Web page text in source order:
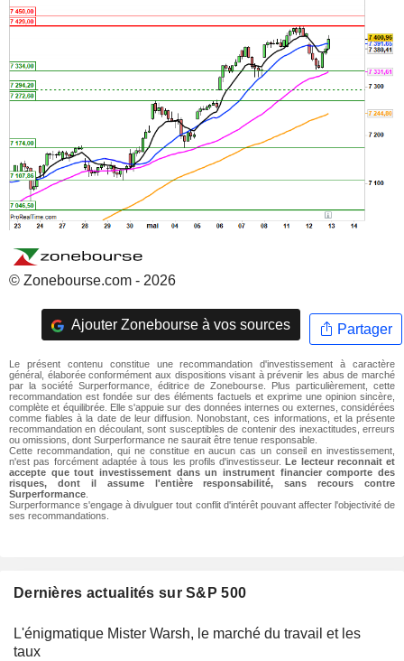
© Zonebourse.com - 2026
Ajouter Zonebourse à vos sources Partager
Le présent contenu constitue une recommandation d'investissement à caractère
général, élaborée conformément aux dispositions visant à prévenir les abus de marché
par la société Surperformance, éditrice de Zonebourse. Plus particulièrement, cette
recommandation est fondée sur des éléments factuels et exprime une opinion sincère,
complète et équilibrée. Elle s'appuie sur des données internes ou externes, considérées
comme fiables à la date de leur diffusion. Nonobstant, ces informations, et la présente
recommandation en découlant, sont susceptibles de contenir des inexactitudes, erreurs
ou omissions, dont Surperformance ne saurait être tenue responsable.
Cette recommandation, qui ne constitue en aucun cas un conseil en investissement,
n'est pas forcément adaptée à tous les profils d'investisseur.
Le lecteur reconnait et
accepte que tout investissement dans un instrument financier comporte des
risques, dont il assume l'entière responsabilité, sans recours contre
Surperformance
Surperformance s'engage à divulguer tout conflit d'intérêt pouvant affecter l'objectivité de
ses recommandations.
Dernières actualités sur S&P 500
L'énigmatique Mister Warsh, le marché du travail et les
taux